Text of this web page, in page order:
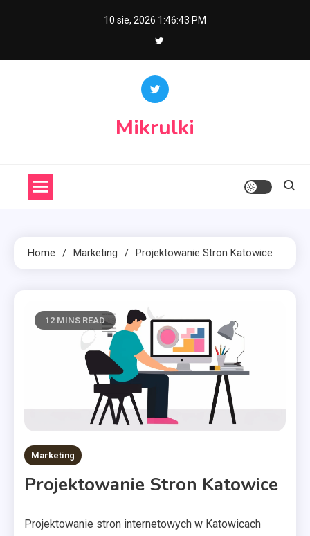
10 sie, 2026 1:46:44 PM
Mikrulki
Home Marketing Projektowanie Stron Katowice
12 MINS READ
Marketing
Projektowanie Stron Katowice
Projektowanie stron internetowych w Katowicach